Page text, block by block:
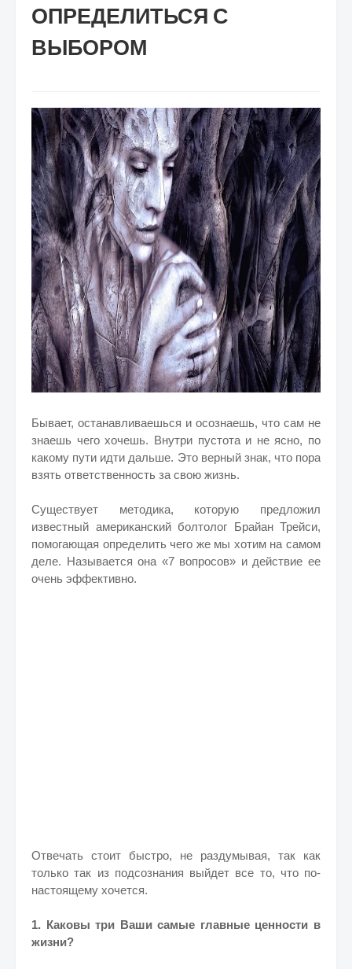
ОПРЕДЕЛИТЬСЯ С
ВЫБОРОМ
Бывает, останавливаешься и осознаешь, что сам не
знаешь чего хочешь. Внутри пустота и не ясно, по
какому пути идти дальше. Это верный знак, что пора
взять ответственность за свою жизнь.
Существует методика, которую предложил
известный американский болтолог Брайан Трейси,
помогающая определить чего же мы хотим на самом
деле. Называется она «7 вопросов» и действие ее
очень эффективно.
Отвечать стоит быстро, не раздумывая, так как
только так из подсознания выйдет все то, что по-
настоящему хочется.
1. Каковы три Ваши самые главные ценности в
жизни?